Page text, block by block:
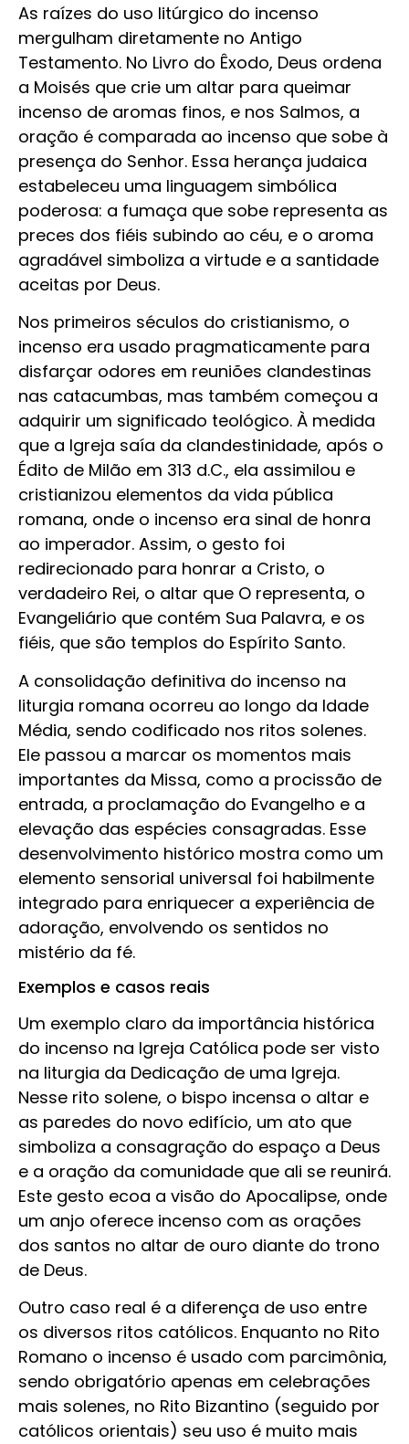
As raízes do uso litúrgico do incenso
mergulham diretamente no Antigo
Testamento. No Livro do Êxodo, Deus ordena
a Moisés que crie um altar para queimar
incenso de aromas finos, e nos Salmos, a
oração é comparada ao incenso que sobe à
presença do Senhor. Essa herança judaica
estabeleceu uma linguagem simbólica
poderosa: a fumaça que sobe representa as
preces dos fiéis subindo ao céu, e o aroma
agradável simboliza a virtude e a santidade
aceitas por Deus.
Nos primeiros séculos do cristianismo, o
incenso era usado pragmaticamente para
disfarçar odores em reuniões clandestinas
nas catacumbas, mas também começou a
adquirir um significado teológico. À medida
que a Igreja saía da clandestinidade, após o
Édito de Milão em 313 d.C., ela assimilou e
cristianizou elementos da vida pública
romana, onde o incenso era sinal de honra
ao imperador. Assim, o gesto foi
redirecionado para honrar a Cristo, o
verdadeiro Rei, o altar que O representa, o
Evangeliário que contém Sua Palavra, e os
fiéis, que são templos do Espírito Santo.
A consolidação definitiva do incenso na
liturgia romana ocorreu ao longo da Idade
Média, sendo codificado nos ritos solenes.
Ele passou a marcar os momentos mais
importantes da Missa, como a procissão de
entrada, a proclamação do Evangelho e a
elevação das espécies consagradas. Esse
desenvolvimento histórico mostra como um
elemento sensorial universal foi habilmente
integrado para enriquecer a experiência de
adoração, envolvendo os sentidos no
mistério da fé.
Exemplos e casos reais
Um exemplo claro da importância histórica
do incenso na Igreja Católica pode ser visto
na liturgia da Dedicação de uma Igreja.
Nesse rito solene, o bispo incensa o altar e
as paredes do novo edifício, um ato que
simboliza a consagração do espaço a Deus
e a oração da comunidade que ali se reunirá.
Este gesto ecoa a visão do Apocalipse, onde
um anjo oferece incenso com as orações
dos santos no altar de ouro diante do trono
de Deus.
Outro caso real é a diferença de uso entre
os diversos ritos católicos. Enquanto no Rito
Romano o incenso é usado com parcimônia,
sendo obrigatório apenas em celebrações
mais solenes, no Rito Bizantino (seguido por
católicos orientais) seu uso é muito mais